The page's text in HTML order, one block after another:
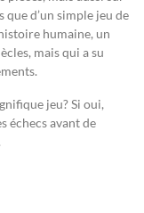
que d’un simple jeu de
humaine, un
mais qui a su
jeu? Si oui,
échecs avant de